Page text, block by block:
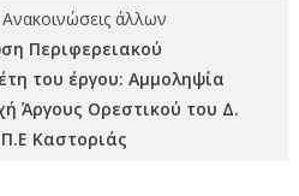
Ανακοινώσεις άλλων
Περιφερειακού
του έργου: Αμμοληψία
Άργους Ορεστικού του Δ.
Καστοριάς